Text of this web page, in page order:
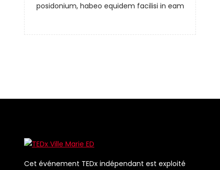
posidonium, habeo equidem facilisi in eam
Cet événement TEDx indépendant est exploité